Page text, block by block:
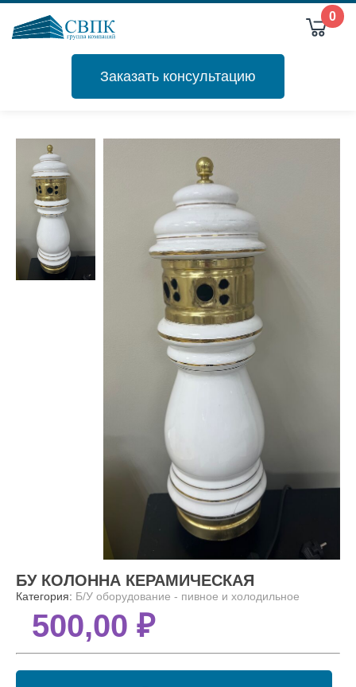
0
Заказать консультацию
БУ КОЛОННА КЕРАМИЧЕСКАЯ
Категория: Б/У оборудование - пивное и холодильное
500,00 ₽